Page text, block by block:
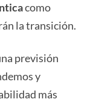
como
la transición.
previsión
y
más